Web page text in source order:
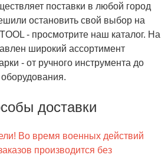
поставки в любой город
остановить свой выбор на
- просмотрите наш каталог. На
широкий ассортимент
- от ручного инструмента до
доставки
Во время военных действий
производится без